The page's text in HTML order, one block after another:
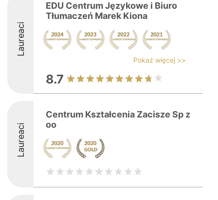
Laureaci
EDU Centrum Językowe i Biuro
Tłumaczeń Marek Kiona
Pokaż więcej >>
8.7
Laureaci
Centrum Kształcenia Zacisze Sp z
oo